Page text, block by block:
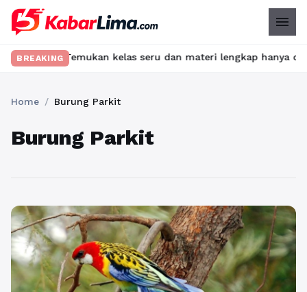
menu
BREAKING
Temukan kelas seru dan materi lengkap hanya di
Home / Burung Parkit
Burung Parkit